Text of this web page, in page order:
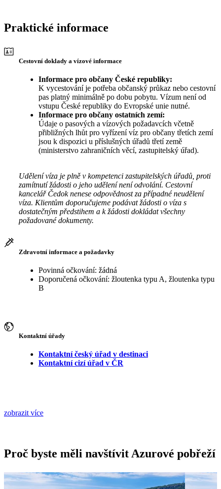
Praktické informace
Cestovní doklady a vízové informace
Informace pro občany České republiky:
K vycestování je potřeba občanský průkaz nebo cestovní
pas platný minimálně po dobu pobytu. Vízum není od
vstupu České republiky do Evropské unie nutné.
Informace pro občany ostatních zemí:
Údaje o pasových a vízových požadavcích včetně
přibližných lhůt pro vyřízení víz pro občany třetích zemí
jsou k dispozici u příslušných úřadů třetí země
(ministerstvo zahraničních věcí, zastupitelský úřad).
Udělení víza je plně v kompetenci zastupitelských úřadů, proti
zamítnutí žádosti o jeho udělení není odvolání. Cestovní
kancelář Čedok nenese odpovědnost za případné neudělení
víza. Klientům doporučujeme podávat žádosti o víza s
dostatečným předstihem a k žádosti dokládat všechny
požadované dokumenty.
Zdravotní informace a požadavky
Povinná očkování: žádná
Doporučená očkování: žloutenka typu A, žloutenka typu
B
Kontaktní úřady
Kontaktní český úřad v destinaci
Kontaktní cizí úřad v ČR
zobrazit více
Proč byste měli navštívit Azurové pobřeží